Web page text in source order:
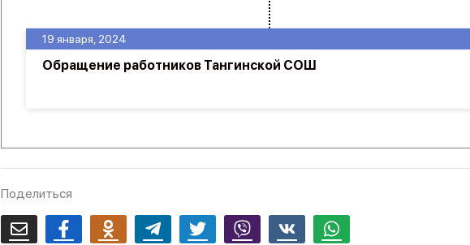
19 января, 2024
Обращение работников Тангинской СОШ
Поделиться
Email FacebookOdnoklassnikiTelegram Twitter Viber Whatsapp